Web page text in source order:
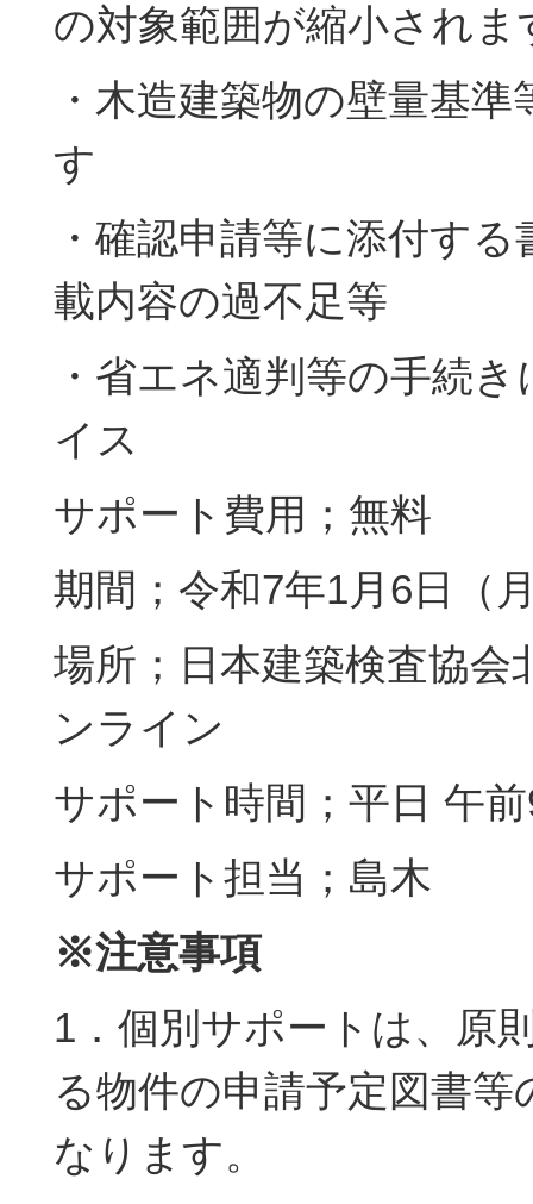
の対象範囲が縮小されま
・木造建築物の壁量基
す
・確認申請等に添付す
載内容の過不足等
・省エネ適判等の手続
イス
サポート費用；無料
期間；令和7年1月6日（
場所；日本建築検査協会
ンライン
サポート時間；平日 午
サポート担当；島木
※注意事項
1．個別サポートは、原
る物件の申請予定図書等
なります。